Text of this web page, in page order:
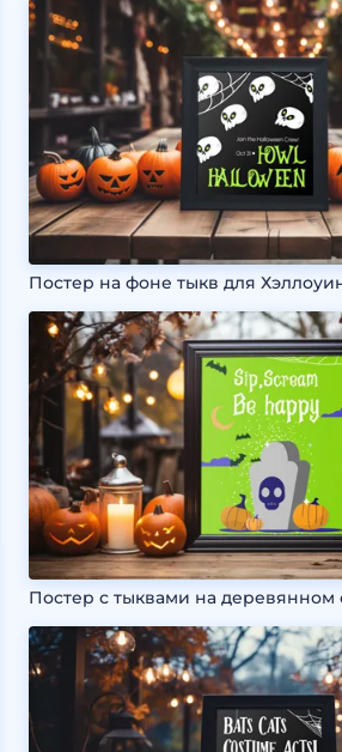
Постер на фоне тыкв для
Постер с тыквами на деревянном